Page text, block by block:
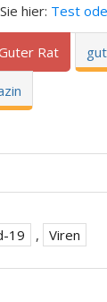
hier: Test
Rat
19 , Viren